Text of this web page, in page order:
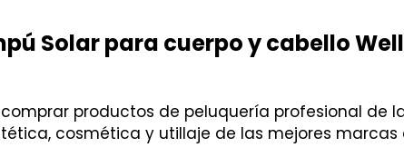
Solar para cuerpo y cabello
productos de peluquería profesional de
cosmética y utillaje de las mejores